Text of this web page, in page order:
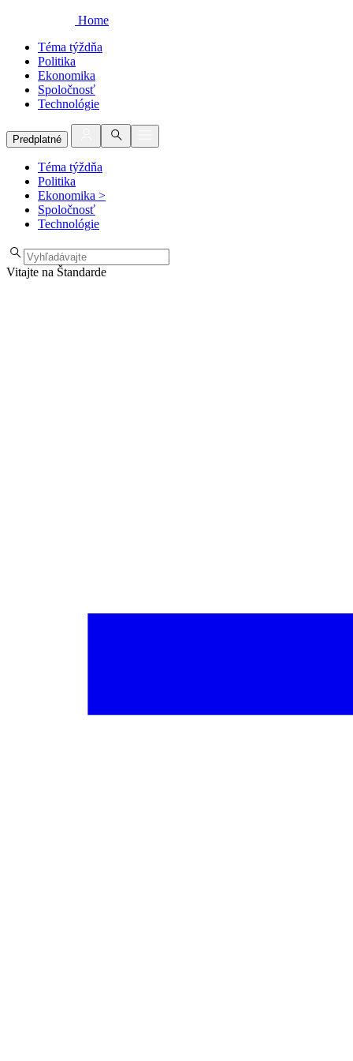
Home
Téma týždňa
Politika
Ekonomika
Spoločnosť
Technológie
Predplatné
Téma týždňa
Politika
Ekonomika >
Spoločnosť
Technológie
Vitajte na Štandarde